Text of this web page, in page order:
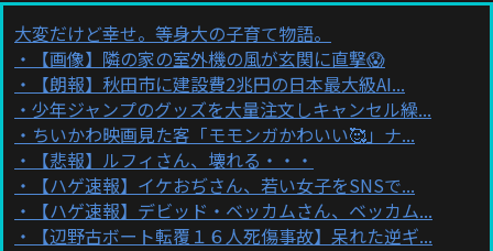
大変だけど幸せ。等身大の子育て物語。
【画像】隣の家の室外機の風が玄関に直撃😱
【朗報】秋田市に建設費2兆円の日本最大級AI...
少年ジャンプのグッズを大量注文しキャンセル繰...
ちいかわ映画見た客「モモンガかわいい🥰」ナ...
【悲報】ルフィさん、壊れる・・・
【ハゲ速報】イケおぢさん、若い女子をSNSで...
【ハゲ速報】デビッド・ベッカムさん、ベッカム...
【辺野古ボート転覆１６人死傷事故】呆れた逆ギ...